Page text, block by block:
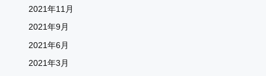
2021年11月
2021年9月
2021年6月
2021年3月